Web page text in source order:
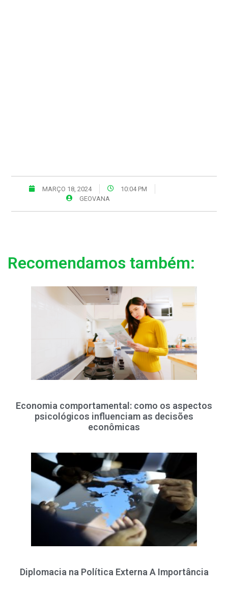
MARÇO 18, 2024
10:04 PM
GEOVANA
Recomendamos também:
Economia comportamental: como os aspectos
psicológicos influenciam as decisões
econômicas
Diplomacia na Política Externa A Importância